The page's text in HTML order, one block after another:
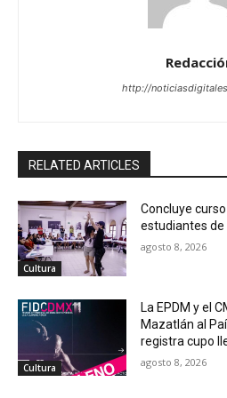
http://
RELATED ARTICLES
Cultura
Concluye
estudiantes de
agosto 8, 2026
Cultura
La EPDM y el
Mazatlán al
registra cupo
agosto 8, 2026